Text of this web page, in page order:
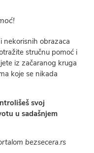
nekorisnih obrazaca
stručnu pomoć i
iz začaranog kruga
koje se nikada
svoj
u sadašnjem
bezsecera.rs